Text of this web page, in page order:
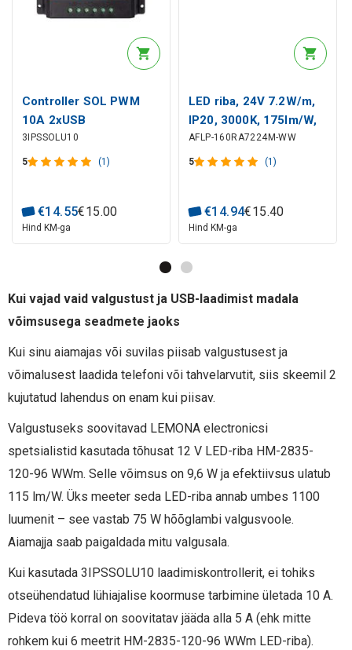
Controller SOL PWM
10A 2xUSB
3IPSSOLU10
5 (1)
€14.55€15.00
Hind KM-ga
LED riba, 24V 7.2W/m,
IP20, 3000K, 175lm/W,
kõrge efektiivsusega,
160LED/m Samsung
AFLP-160RA7224M-WW
5 (1)
€14.94€15.40
Hind KM-ga
Kui vajad vaid valgustust ja USB-laadimist madala
võimsusega seadmete jaoks
Kui sinu aiamajas või suvilas piisab valgustusest ja
võimalusest laadida telefoni või tahvelarvutit, siis skeemil 2
kujutatud lahendus on enam kui piisav.
Valgustuseks soovitavad LEMONA electronicsi
spetsialistid kasutada tõhusat 12 V LED-riba HM-2835-
120-96 WWm. Selle võimsus on 9,6 W ja efektiivsus ulatub
115 lm/W. Üks meeter seda LED-riba annab umbes 1100
luumenit – see vastab 75 W hõõglambi valgusvoole.
Aiamajja saab paigaldada mitu valgusala.
Kui kasutada 3IPSSOLU10 laadimiskontrollerit, ei tohiks
otseühendatud lühiajalise koormuse tarbimine ületada 10 A.
Pideva töö korral on soovitatav jääda alla 5 A (ehk mitte
rohkem kui 6 meetrit HM-2835-120-96 WWm LED-riba).